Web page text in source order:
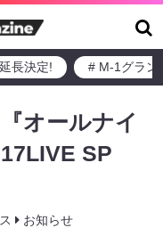
長決定! # M-1グラン
オールナイ
SP
お知らせ